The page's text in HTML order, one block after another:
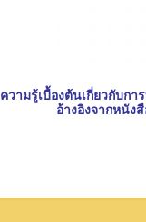
ความรู้เบื้องต้นเกี่ยวกับกา
อ้างอิงจากหนัง